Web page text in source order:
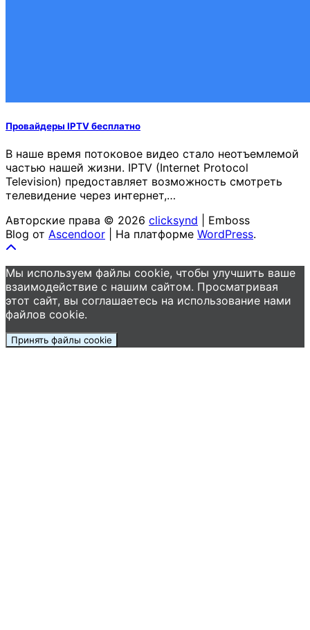
Провайдеры IPTV бесплатно
В наше время потоковое видео стало неотъемлемой
частью нашей жизни. IPTV (Internet Protocol
Television) предоставляет возможность смотреть
телевидение через интернет,…
Авторские права © 2026 clicksynd | Emboss
Blog от Ascendoor | На платформе WordPress.
Мы используем файлы cookie, чтобы улучшить ваше
взаимодействие с нашим сайтом. Просматривая
этот сайт, вы соглашаетесь на использование нами
файлов cookie.
Принять файлы cookie